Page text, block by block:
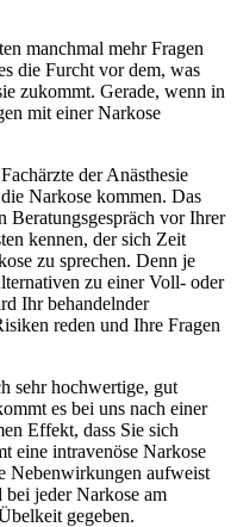
manchmal mehr Fragen
die Furcht vor dem, was
zukommt. Gerade, wenn in
mit einer Narkose
der Anästhesie
Narkose kommen. Das
Beratungsgespräch vor Ihrer
kennen, der sich Zeit
zu sprechen. Denn je
zu einer Voll- oder
Ihr behandelnder
reden und Ihre Fragen
sehr hochwertige, gut
es bei uns nach einer
Effekt, dass Sie sich
eine intravenöse Narkose
Nebenwirkungen aufweist
jeder Narkose am
gegeben.